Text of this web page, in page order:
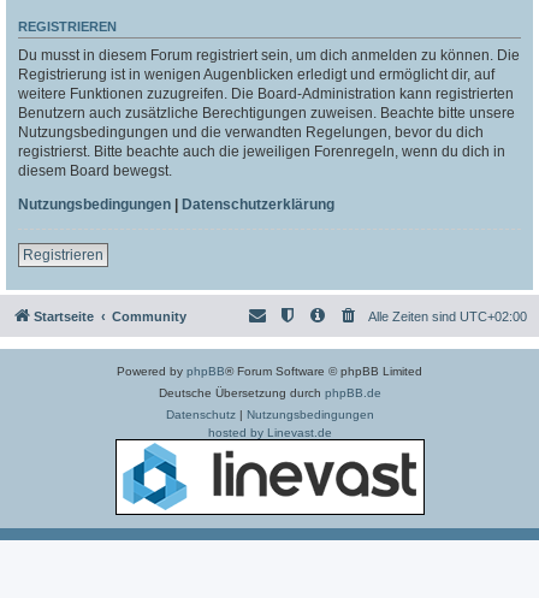
REGISTRIEREN
Du musst in diesem Forum registriert sein, um dich anmelden zu können. Die
Registrierung ist in wenigen Augenblicken erledigt und ermöglicht dir, auf
weitere Funktionen zuzugreifen. Die Board-Administration kann registrierten
Benutzern auch zusätzliche Berechtigungen zuweisen. Beachte bitte unsere
Nutzungsbedingungen und die verwandten Regelungen, bevor du dich
registrierst. Bitte beachte auch die jeweiligen Forenregeln, wenn du dich in
diesem Board bewegst.
Nutzungsbedingungen | Datenschutzerklärung
Registrieren
Startseite Community Alle Zeiten sind UTC+02:00
Powered by phpBB® Forum Software © phpBB Limited
Deutsche Übersetzung durch phpBB.de
Datenschutz| Nutzungsbedingungen
hosted by Linevast.de